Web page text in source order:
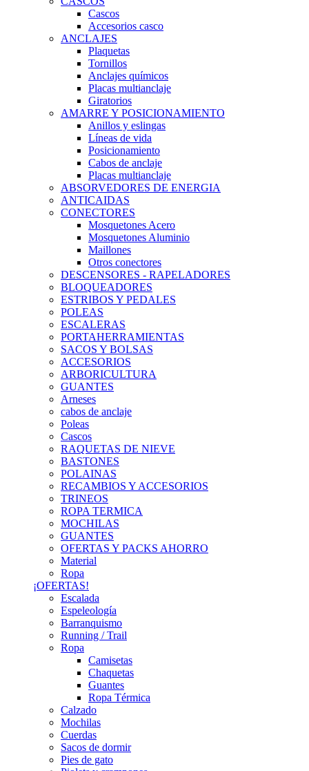
Cascos
Accesorios casco
ANCLAJES
Plaquetas
Tornillos
Anclajes químicos
Placas multianclaje
Giratorios
AMARRE Y POSICIONAMIENTO
Anillos y eslingas
Líneas de vida
Posicionamiento
Cabos de anclaje
Placas multianclaje
ABSORVEDORES DE ENERGIA
ANTICAIDAS
CONECTORES
Mosquetones Acero
Mosquetones Aluminio
Maillones
Otros conectores
DESCENSORES - RAPELADORES
BLOQUEADORES
ESTRIBOS Y PEDALES
POLEAS
ESCALERAS
PORTAHERRAMIENTAS
SACOS Y BOLSAS
ACCESORIOS
ARBORICULTURA
GUANTES
Arneses
cabos de anclaje
Poleas
Cascos
RAQUETAS DE NIEVE
BASTONES
POLAINAS
RECAMBIOS Y ACCESORIOS
TRINEOS
ROPA TERMICA
MOCHILAS
GUANTES
OFERTAS Y PACKS AHORRO
Material
Ropa
¡OFERTAS!
Escalada
Espeleología
Barranquismo
Running / Trail
Ropa
Camisetas
Chaquetas
Guantes
Ropa Térmica
Calzado
Mochilas
Cuerdas
Sacos de dormir
Pies de gato